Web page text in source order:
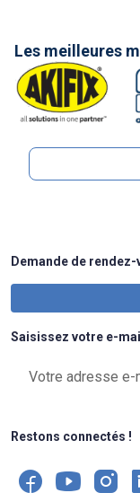
Les meilleures
Demande de rendez-
Saisissez votre e-
Restons connectés !